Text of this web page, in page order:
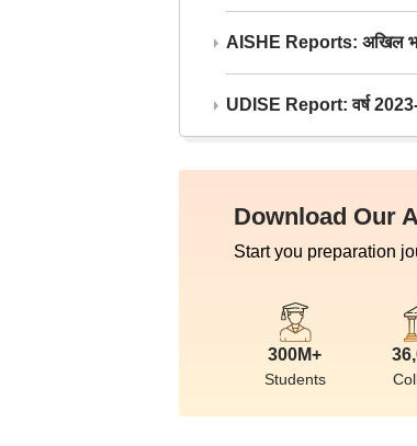
AISHE Reports: अखिल
UDISE Report: वर्ष
Download Our
Start you preparation
300M+
Students